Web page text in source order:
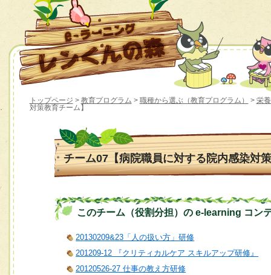
トップページ > 教育プログラム > 職種から選ぶ（教育プログラム） > 栄
対策教育チーム】
チーム07【病院職員に対する院内感染対
このチーム（役割分担）の e-learning コン
20130209&23「人の扱い方」研修
201209-12 『クリティカルケア スキルアップ研修』
20120526-27 仕事の教え方研修